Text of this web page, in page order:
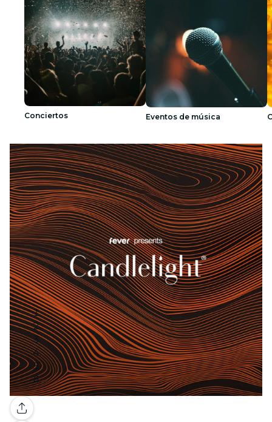
Conciertos Eventos de música
Galería